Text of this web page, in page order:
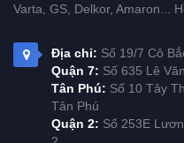
Varta, GS, Delkor, Amaron...
Địa chỉ: Số 19/7 Cô
Quận 7: Số 635 Lê
Tân Phú: Số 10 Tây
Tân Phú
Quận 2: Số 253E